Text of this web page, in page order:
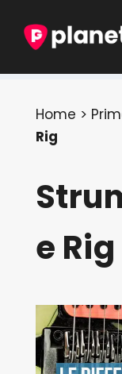
Home >
Rig
e Rig